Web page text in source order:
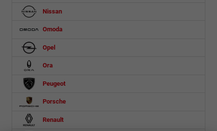
Nissan
Omoda
Opel
Ora
Peugeot
Porsche
Renault